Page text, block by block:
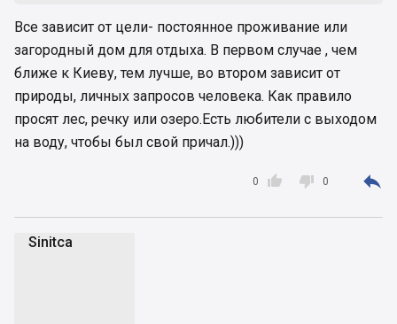
Все зависит от цели- постоянное проживание или
загородный дом для отдыха. В первом случае , чем
ближе к Киеву, тем лучше, во втором зависит от
природы, личных запросов человека. Как правило
просят лес, речку или озеро.Есть любители с выходом
на воду, чтобы был свой причал.)))

0  0 
Sinitca